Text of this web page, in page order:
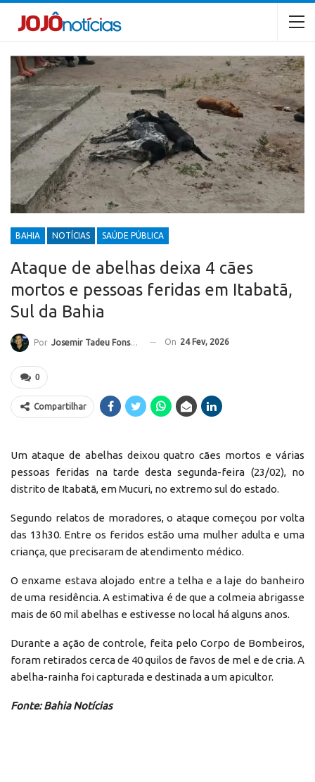
BAHIA NOTÍCIAS SAÚDE PÚBLICA
Ataque de abelhas deixa 4 cães
mortos e pessoas feridas em Itabatã,
Sul da Bahia
Por Josemir Tadeu Fonseca On 24 Fev, 2026
0
Compartilhar
Um ataque de abelhas deixou quatro cães mortos e várias
pessoas feridas na tarde desta segunda-feira (23/02), no
distrito de Itabatã, em Mucuri, no extremo sul do estado.
Segundo relatos de moradores, o ataque começou por volta
das 13h30. Entre os feridos estão uma mulher adulta e uma
criança, que precisaram de atendimento médico.
O enxame estava alojado entre a telha e a laje do banheiro
de uma residência. A estimativa é de que a colmeia abrigasse
mais de 60 mil abelhas e estivesse no local há alguns anos.
Durante a ação de controle, feita pelo Corpo de Bombeiros,
foram retirados cerca de 40 quilos de favos de mel e de cria. A
abelha-rainha foi capturada e destinada a um apicultor.
Fonte: Bahia Notícias